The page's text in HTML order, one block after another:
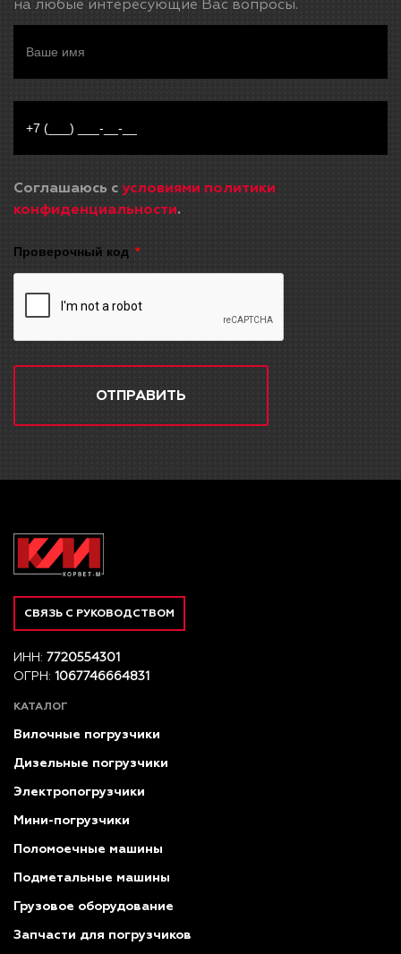
на любые интересующие Вас вопросы.
Соглашаюсь с условиями политики
конфиденциальности.
Проверочный код
ОТПРАВИТЬ
СВЯЗЬ С РУКОВОДСТВОМ
ИНН: 7720554301
ОГРН: 1067746664831
КАТАЛОГ
Вилочные погрузчики
Дизельные погрузчики
Электропогрузчики
Мини-погрузчики
Поломоечные машины
Подметальные машины
Грузовое оборудование
Запчасти для погрузчиков